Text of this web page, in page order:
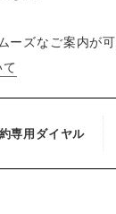
ズなご案内が可
専用ダイヤル